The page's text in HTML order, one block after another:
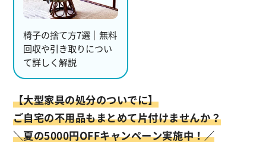
椅子の捨て方7選｜無料
回収や引き取りについ
て詳しく解説
【大型家具の処分のついでに】
ご自宅の不用品もまとめて片付けませんか？
＼夏の5000円OFFキャンペーン実施中！／